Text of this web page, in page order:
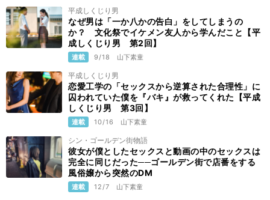
平成しくじり男
なぜ男は「一か八かの告白」をしてしまうの
か？ 文化祭でイケメン友人から学んだこと【平
成しくじり男 第2回】
連載 9/18 山下素童
平成しくじり男
恋愛工学の「セックスから逆算された合理性」に
囚われていた僕を『バキ』が救ってくれた【平成
しくじり男 第3回】
連載 10/16 山下素童
シン・ゴールデン街物語
彼女が僕としたセックスと動画の中のセックスは
完全に同じだった──ゴールデン街で店番をする
風俗嬢から突然のDM
連載 12/7 山下素童